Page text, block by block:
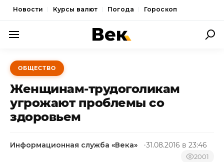
Новости Курсы валют Погода Гороскоп
ПОЛИТИКА
ЭКОНОМИКА
ОБЩЕСТВО
СПОРТ
ОБЩЕСТВО
Женщинам-трудоголикам
угрожают проблемы со
здоровьем
Информационная служба «Века» 31.08.2016 в 23:46
2001